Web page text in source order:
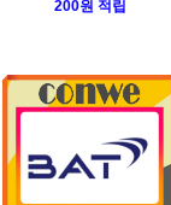
200원 적립